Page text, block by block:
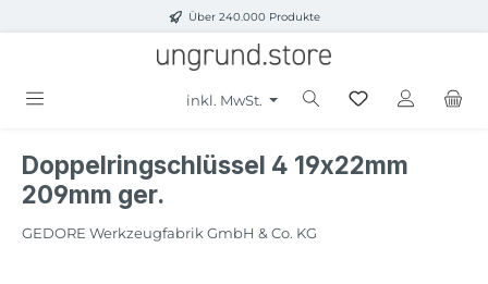
Zum Hauptinhalt springenÜber 240.000 Produkte
inkl. MwSt.
Doppelringschlüssel 4 19x22mm
209mm ger.
GEDORE Werkzeugfabrik GmbH & Co. KG